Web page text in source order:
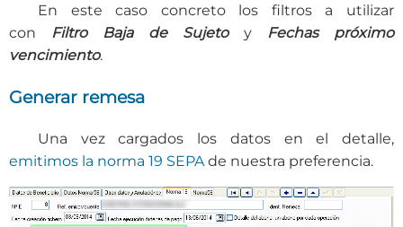
En este caso concreto los filtros a utilizar
con Filtro Baja de Sujetoy Fechas próximo
vencimiento.
Generar remesa
Una vez cargados los datos en el detalle,
emitimos la norma 19 SEPAde nuestra preferencia.